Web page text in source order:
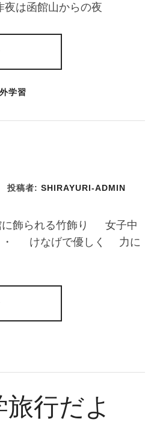
夜は函館山からの夜
学習
投稿者: SHIRAYURI-ADMIN
に飾られる竹飾り 女子中
・ けなげで優しく 力に
行だよ